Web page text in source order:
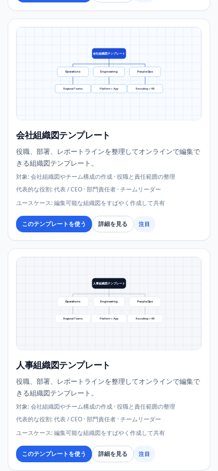
会社組織図テンプレート
Operations Engineering People Ops
Regional Teams Platform + App Recruiting + HR
会社組織図テンプレート
役職、部署、レポートラインを整理してオンラインで編集で
きる組織図テンプレート。
対象:会社組織図やチーム構成の作成 · 役職と責任範囲の整理
代表的な役割:代表 / CEO · 部門責任者 · チームリーダー
ユースケース:編集可能な組織図をすばやく作成して共有
このテンプレートを使う 詳細を見る 注目
人事組織図テンプレート
Operations Engineering People Ops
Regional Teams Platform + App Recruiting + HR
人事組織図テンプレート
役職、部署、レポートラインを整理してオンラインで編集で
きる組織図テンプレート。
対象:会社組織図やチーム構成の作成 · 役職と責任範囲の整理
代表的な役割:代表 / CEO · 部門責任者 · チームリーダー
ユースケース:編集可能な組織図をすばやく作成して共有
このテンプレートを使う 詳細を見る 注目